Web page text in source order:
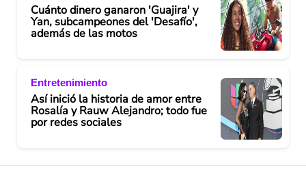
Cuánto dinero ganaron 'Guajira' y
Yan, subcampeones del 'Desafío',
además de las motos
Entretenimiento
Así inició la historia de amor entre
Rosalía y Rauw Alejandro; todo fue
por redes sociales